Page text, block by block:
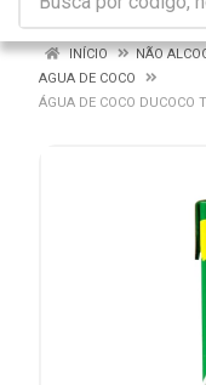
INÍCIO
NÃO
AGUA DE COCO
ÁGUA DE COCO DUCOCO